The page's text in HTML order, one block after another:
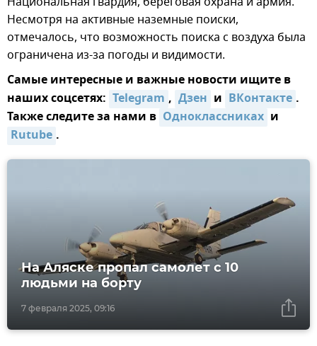
Несмотря на активные наземные поиски,
отмечалось, что возможность поиска с воздуха была
ограничена из-за погоды и видимости.
Самые интересные и важные новости ищите в
наших соцсетях: Telegram , Дзен и ВКонтакте .
Также следите за нами в Одноклассниках и
Rutube .
7 февраля 2025, 09:16
На Аляске пропал самолет с 10
людьми на борту